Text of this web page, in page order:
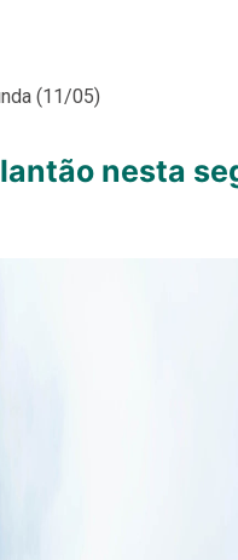
(11/05)
nesta